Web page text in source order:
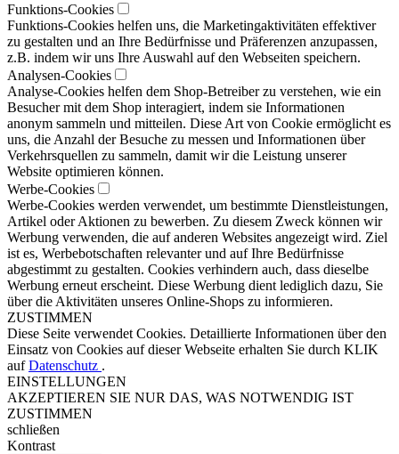
Funktions-Cookies
Funktions-Cookies helfen uns, die Marketingaktivitäten effektiver
zu gestalten und an Ihre Bedürfnisse und Präferenzen anzupassen,
z.B. indem wir uns Ihre Auswahl auf den Webseiten speichern.
Analysen-Cookies
Analyse-Cookies helfen dem Shop-Betreiber zu verstehen, wie ein
Besucher mit dem Shop interagiert, indem sie Informationen
anonym sammeln und mitteilen. Diese Art von Cookie ermöglicht es
uns, die Anzahl der Besuche zu messen und Informationen über
Verkehrsquellen zu sammeln, damit wir die Leistung unserer
Website optimieren können.
Werbe-Cookies
Werbe-Cookies werden verwendet, um bestimmte Dienstleistungen,
Artikel oder Aktionen zu bewerben. Zu diesem Zweck können wir
Werbung verwenden, die auf anderen Websites angezeigt wird. Ziel
ist es, Werbebotschaften relevanter und auf Ihre Bedürfnisse
abgestimmt zu gestalten. Cookies verhindern auch, dass dieselbe
Werbung erneut erscheint. Diese Werbung dient lediglich dazu, Sie
über die Aktivitäten unseres Online-Shops zu informieren.
ZUSTIMMEN
Diese Seite verwendet Cookies. Detaillierte Informationen über den
Einsatz von Cookies auf dieser Webseite erhalten Sie durch KLIK
aufDatenschutz .
EINSTELLUNGEN
AKZEPTIEREN SIE NUR DAS, WAS NOTWENDIG IST
ZUSTIMMEN
schließen
Kontrast